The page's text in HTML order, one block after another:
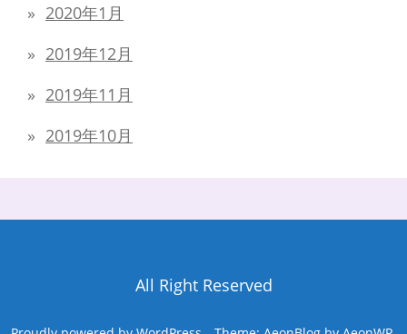
2020年1月
2019年12月
2019年11月
2019年10月
All Right Reserved